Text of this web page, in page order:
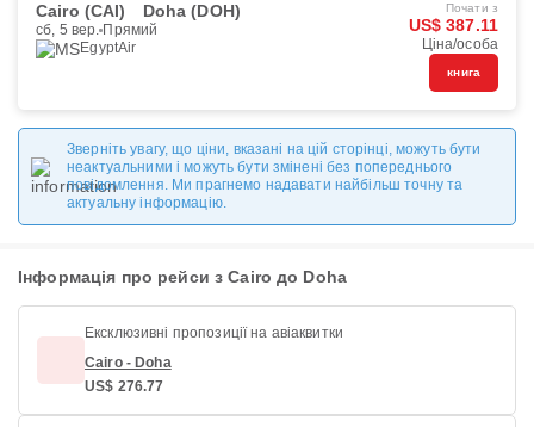
Cairo (CAI) Doha (DOH)
сб, 5 вер. Прямий
EgyptAir
Почати з
US$ 387.11
Ціна/особа
книга
Зверніть увагу, що ціни, вказані на цій сторінці, можуть бути
неактуальними і можуть бути змінені без попереднього
повідомлення. Ми прагнемо надавати найбільш точну та
актуальну інформацію.
Інформація про рейси з Cairo до Doha
Ексклюзивні пропозиції на авіаквитки
Cairo - Doha
US$ 276.77